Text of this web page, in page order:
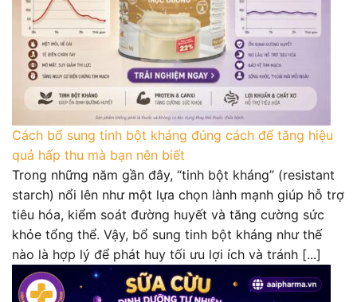
Cách bổ sung tinh bột kháng đúng cách để tăng hiệu
quả hấp thu mà bạn nên biết
Trong những năm gần đây, “tinh bột kháng” (resistant
starch) nổi lên như một lựa chọn lành mạnh giúp hỗ trợ
tiêu hóa, kiểm soát đường huyết và tăng cường sức
khỏe tổng thể. Vậy, bổ sung tinh bột kháng như thế
nào là hợp lý để phát huy tối ưu lợi ích và tránh [...]